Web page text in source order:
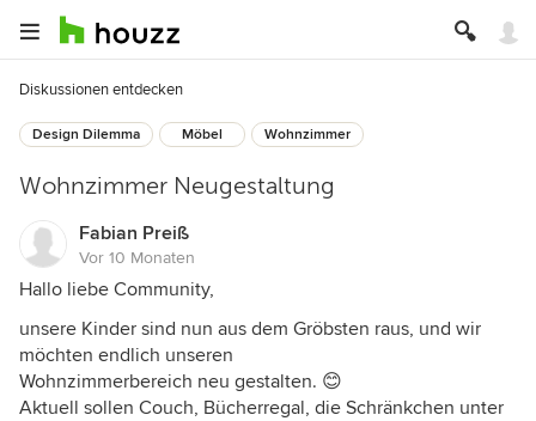
Diskussionen entdecken
Design Dilemma Möbel Wohnzimmer
Wohnzimmer Neugestaltung
Fabian Preiß
Vor 10 Monaten
Hallo liebe Community,
unsere Kinder sind nun aus dem Gröbsten raus, und wir
möchten endlich unseren
Wohnzimmerbereich neu gestalten. 😊
Aktuell sollen Couch, Bücherregal, die Schränkchen unter